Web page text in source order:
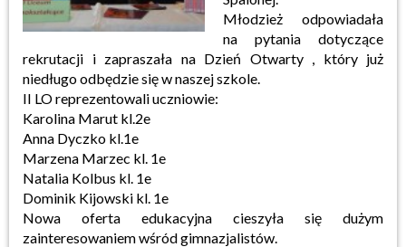
Młodzież odpowiadała
na pytania dotyczące
rekrutacji i zapraszała na Dzień Otwarty , który już
niedługo odbędzie się w naszej szkole.
II LO reprezentowali uczniowie:
Karolina Marut kl.2e
Anna Dyczko kl.1e
Marzena Marzec kl. 1e
Natalia Kolbus kl. 1e
Dominik Kijowski kl. 1e
Nowa oferta edukacyjna cieszyła się dużym
zainteresowaniem wśród gimnazjalistów.